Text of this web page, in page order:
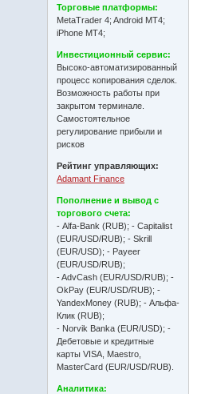
Торговые платформы:
MetaTrader 4; Android MT4;
iPhone MT4;
Инвестиционный сервис:
Высоко-автоматизированный
процесс копирования сделок.
Возможность работы при
закрытом терминале.
Самостоятельное
регулирование прибыли и
рисков
Рейтинг управляющих:
Adamant Finance
Пополнение и вывод с
торгового счета:
- Alfa-Bank (RUВ); - Capitalist
(EUR/USD/RUВ); - Skrill
(EUR/USD); - Payeer
(EUR/USD/RUВ);
- AdvCash (EUR/USD/RUВ); -
OkPay (EUR/USD/RUВ); -
YandexMoney (RUВ); - Альфа-
Клик (RUВ);
- Norvik Banka (EUR/USD); -
Дебетовые и кредитные
карты VISA, Maestro,
MasterCard (EUR/USD/RUВ).
Аналитика: